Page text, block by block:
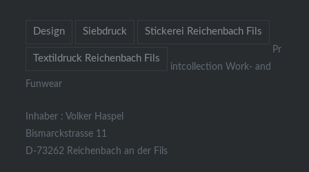
Design Siebdruck Stickerei Reichenbach Fils
Textildruck Reichenbach Fils
Pr
intcollection Work- and
Funwear
Inhaber : Volker Haspel
Bismarckstrasse 11
D-73262 Reichenbach an der Fils